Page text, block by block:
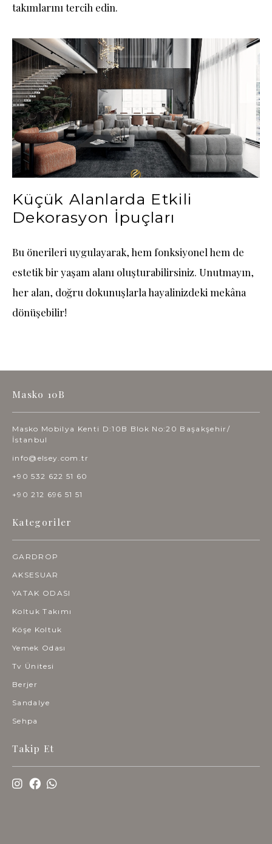
takımlarını tercih edin.
Küçük Alanlarda Etkili
Dekorasyon İpuçları
Bu önerileri uygulayarak, hem fonksiyonel hem de
estetik bir yaşam alanı oluşturabilirsiniz. Unutmayın,
her alan, doğru dokunuşlarla hayalinizdeki mekâna
dönüşebilir!
Masko 10B
Masko Mobilya Kenti D:10B Blok No:20 Başakşehir/
İstanbul
info@elsey.com.tr
+90 532 622 51 60
+90 212 696 51 51
Kategoriler
GARDROP
AKSESUAR
YATAK ODASI
Koltuk Takımı
Köşe Koltuk
Yemek Odası
Tv Ünitesi
Berjer
Sandalye
Sehpa
Takip Et